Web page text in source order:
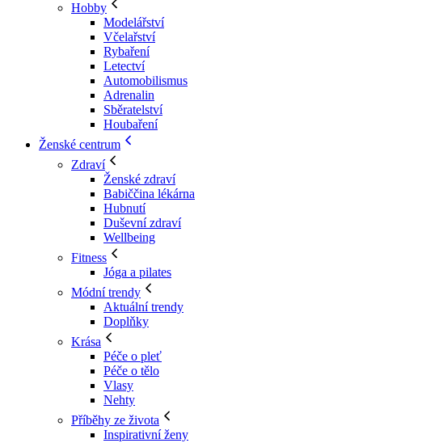
Hobby
Modelářství
Včelařství
Rybaření
Letectví
Automobilismus
Adrenalin
Sběratelství
Houbaření
Ženské centrum
Zdraví
Ženské zdraví
Babiččina lékárna
Hubnutí
Duševní zdraví
Wellbeing
Fitness
Jóga a pilates
Módní trendy
Aktuální trendy
Doplňky
Krása
Péče o pleť
Péče o tělo
Vlasy
Nehty
Příběhy ze života
Inspirativní ženy